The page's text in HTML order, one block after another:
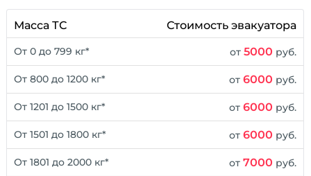
Масса ТС Стоимость эвакуатора
От 0 до 799 кг* от5000 руб.
От 800 до 1200 кг* от6000 руб.
От 1201 до 1500 кг* от6000 руб.
От 1501 до 1800 кг* от6000 руб.
От 1801 до 2000 кг* от7000 руб.